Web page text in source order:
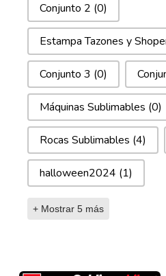
Conjunto 2 (0)
Estampa Tazones y
Conjunto 3 (0)
Máquinas Sublimables (0)
Rocas Sublimables (4)
halloween2024 (1)
+ Mostrar 5 más